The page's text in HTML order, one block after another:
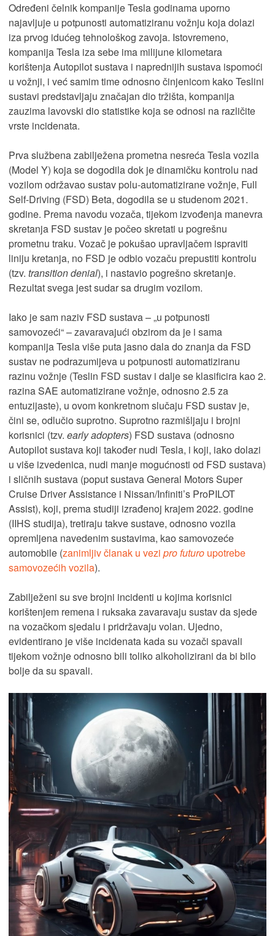
Određeni čelnik kompanije Tesla godinama uporno
najavljuje u potpunosti automatiziranu vožnju koja dolazi
iza prvog idućeg tehnološkog zavoja. Istovremeno,
kompanija Tesla iza sebe ima milijune kilometara
korištenja Autopilot sustava i naprednijih sustava ispomoći
u vožnji, i već samim time odnosno činjenicom kako Teslini
sustavi predstavljaju značajan dio tržišta, kompanija
zauzima lavovski dio statistike koja se odnosi na različite
vrste incidenata.
Prva službena zabilježena prometna nesreća Tesla vozila
(Model Y) koja se dogodila dok je dinamičku kontrolu nad
vozilom održavao sustav polu-automatizirane vožnje, Full
Self-Driving (FSD) Beta, dogodila se u studenom 2021.
godine. Prema navodu vozača, tijekom izvođenja manevra
skretanja FSD sustav je počeo skretati u pogrešnu
prometnu traku. Vozač je pokušao upravljačem ispraviti
liniju kretanja, no FSD je odbio vozaču prepustiti kontrolu
(tzv. transition denial), i nastavio pogrešno skretanje.
Rezultat svega jest sudar sa drugim vozilom.
Iako je sam naziv FSD sustava – „u potpunosti
samovozeći“ – zavaravajući obzirom da je i sama
kompanija Tesla više puta jasno dala do znanja da FSD
sustav ne podrazumijeva u potpunosti automatiziranu
razinu vožnje (Teslin FSD sustav i dalje se klasificira kao 2.
razina SAE automatizirane vožnje, odnosno 2.5 za
entuzijaste), u ovom konkretnom slučaju FSD sustav je,
čini se, odlučio suprotno. Suprotno razmišljaju i brojni
korisnici (tzv. early adopters) FSD sustava (odnosno
Autopilot sustava koji također nudi Tesla, i koji, iako dolazi
u više izvedenica, nudi manje mogućnosti od FSD sustava)
i sličnih sustava (poput sustava General Motors Super
Cruise Driver Assistance i Nissan/Infiniti’s ProPILOT
Assist), koji, prema studiji izrađenoj krajem 2022. godine
(IIHS studija), tretiraju takve sustave, odnosno vozila
opremljena navedenim sustavima, kao samovozeće
automobile (zanimljiv članak u vezi pro futuro upotrebe
samovozećih vozila).
Zabilježeni su sve brojni incidenti u kojima korisnici
korištenjem remena i ruksaka zavaravaju sustav da sjede
na vozačkom sjedalu i pridržavaju volan. Ujedno,
evidentirano je više incidenata kada su vozači spavali
tijekom vožnje odnosno bili toliko alkoholizirani da bi bilo
bolje da su spavali.